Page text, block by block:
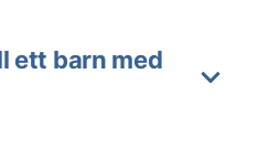
ett barn med